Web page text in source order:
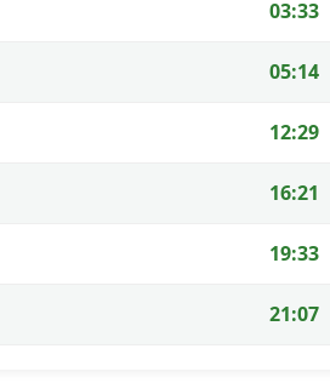
03:33
05:14
12:29
16:21
19:33
21:07